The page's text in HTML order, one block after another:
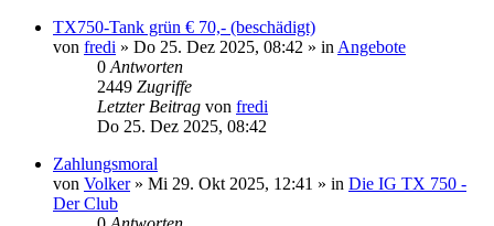
TX750-Tank grün € 70,- (beschädigt)
von fredi » Do 25. Dez 2025, 08:42 » in Angebote
0 Antworten
2449 Zugriffe
Letzter Beitrag von fredi
Do 25. Dez 2025, 08:42
Zahlungsmoral
von Volker» Mi 29. Okt 2025, 12:41 » in Die IG TX 750 -
Der Club